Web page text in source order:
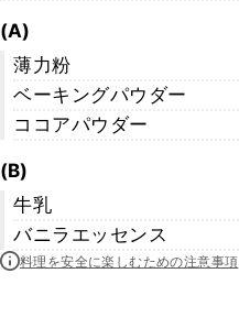
(A)
薄力粉
ベーキングパウダー
ココアパウダー
(B)
牛乳
バニラエッセンス
料理を安全に楽しむための注意事項